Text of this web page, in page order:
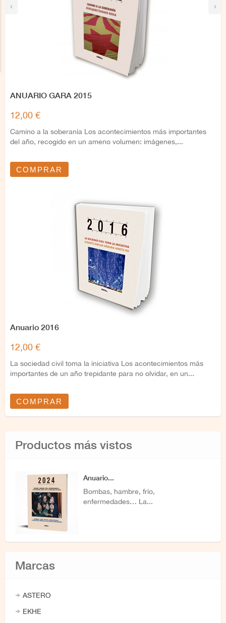
‹ ›
ANUARIO GARA 2015
12,00 €
Camino a la soberanía Los acontecimientos más importantes
del año, recogido en un ameno volumen: imágenes,...
COMPRAR
Anuario 2016
12,00 €
La sociedad civil toma la iniciativa Los acontecimientos más
importantes de un año trepidante para no olvidar, en un...
COMPRAR
Productos más vistos
Anuario...
Bombas, hambre, frío,
enfermedades… La...
Marcas
ASTERO
EKHE